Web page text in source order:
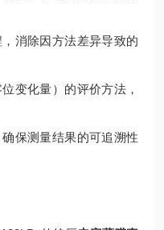
消除因方法差异导致的
变化量）的评价方法，
保测量结果的可追溯性